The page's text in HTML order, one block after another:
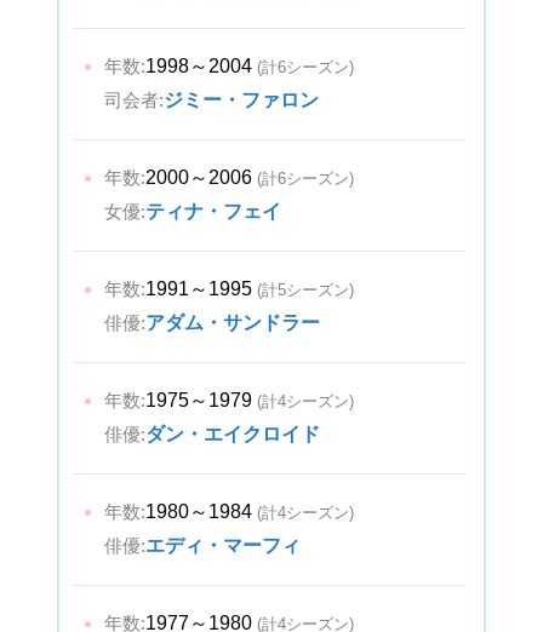
年数:1998～2004 (計6シーズン)
司会者:ジミー・ファロン
年数:2000～2006 (計6シーズン)
女優:ティナ・フェイ
年数:1991～1995 (計5シーズン)
俳優:アダム・サンドラー
年数:1975～1979 (計4シーズン)
俳優:ダン・エイクロイド
年数:1980～1984 (計4シーズン)
俳優:エディ・マーフィ
年数:1977～1980 (計4シーズン)